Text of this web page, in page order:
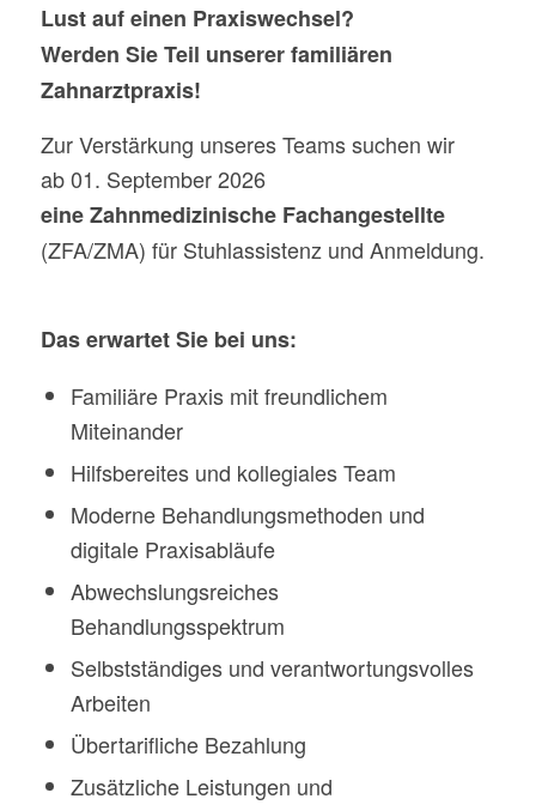
Lust auf einen Praxiswechsel?
Werden Sie Teil unserer familiären
Zahnarztpraxis!
Zur Verstärkung unseres Teams suchen wir
ab 01. September 2026
eine Zahnmedizinische Fachangestellte
(ZFA/ZMA) für Stuhlassistenz und Anmeldung.
Das erwartet Sie bei uns:
Familiäre Praxis mit freundlichem
Miteinander
Hilfsbereites und kollegiales Team
Moderne Behandlungsmethoden und
digitale Praxisabläufe
Abwechslungsreiches
Behandlungsspektrum
Selbstständiges und verantwortungsvolles
Arbeiten
Übertarifliche Bezahlung
Zusätzliche Leistungen und